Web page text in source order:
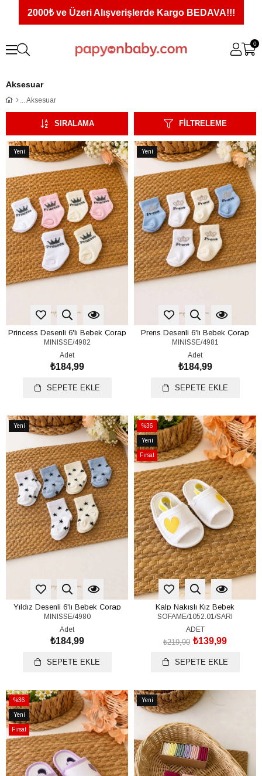
2000₺ ve Üzeri Alışverişlerde Kargo BEDAVA!!!
0
Aksesuar
Aksesuar
FILTRELEME
SIRALAMA
Yeni
Princess Desenli 6'lı Bebek Çorap
Seti (%100 Pamuk)(0-6 Ay)
MINISSE/4982
Adet
₺184,99
SEPETE EKLE
Yeni
Prens Desenli 6'lı Bebek Çorap
Seti (%100 Pamuk)(0-6 Ay)
MINISSE/4981
Adet
₺184,99
SEPETE EKLE
Yeni
Yıldız Desenli 6'lı Bebek Çorap
Seti (%100 Pamuk)(0-6 Ay)
MINISSE/4980
Adet
₺184,99
SEPETE EKLE
%36
İndirim
%36İndirim
Yeni
Ürün
Fırsat
Kalp Nakışlı Kız Bebek
Sandalet (17-18-19 Numara)
SOFAME/1052.01/SARI
ADET
₺139,99
₺219,90
SEPETE EKLE
%36
İndirim
%36İndirim
Yeni
Ürün
Fırsat
Ürünü
Yeni
Ürün